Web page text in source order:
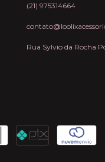
(21) 975314664
Rua Sylvio da Rocha